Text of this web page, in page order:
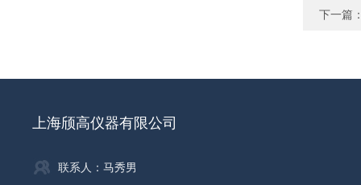
下一篇
上海颀高仪器有限公司
联系人：马秀男